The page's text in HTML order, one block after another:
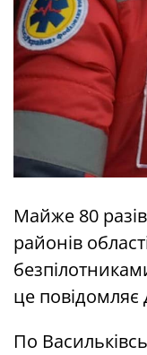
Майже 80
районів
це
По